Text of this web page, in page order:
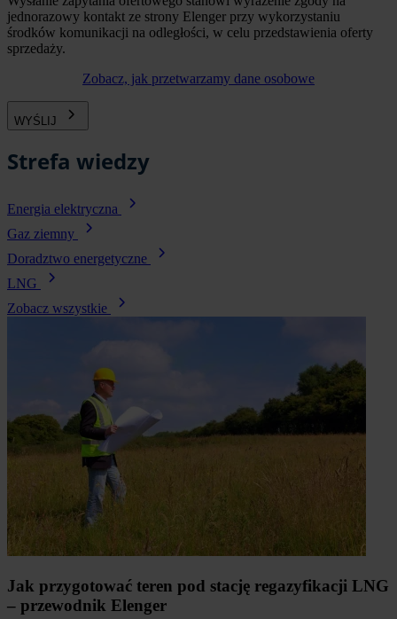
jednorazowy kontakt ze strony Elenger przy wykorzystaniu
środków komunikacji na odległości, w celu przedstawienia oferty
sprzedaży.
Zobacz, jak przetwarzamy dane osobowe
WYŚLIJ
Strefa wiedzy
Energia elektryczna
Gaz ziemny
Doradztwo energetyczne
LNG
Zobacz wszystkie
Jak przygotować teren pod stację regazyfikacji LNG
– przewodnik Elenger